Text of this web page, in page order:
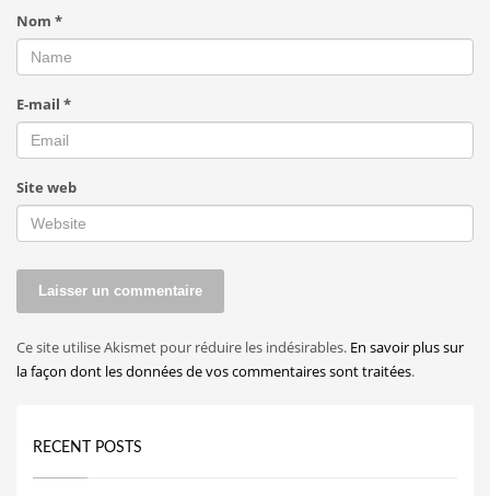
Nom *
E-mail *
Site web
Ce site utilise Akismet pour réduire les indésirables. En savoir plus sur
la façon dont les données de vos commentaires sont traitées.
RECENT POSTS